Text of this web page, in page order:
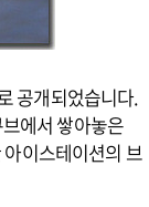
공개되었습니다.
에서 쌓아놓은
이스테이션의 브